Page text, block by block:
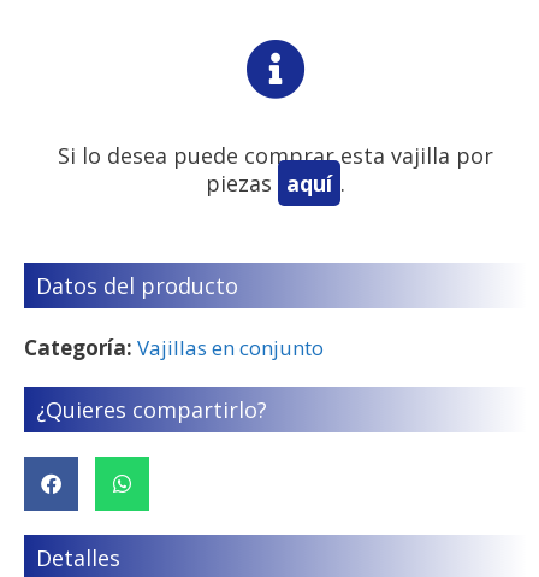
Si lo desea puede comprar esta vajilla por
piezas aquí .
Datos del producto
Categoría: Vajillas en conjunto
¿Quieres compartirlo?
Detalles